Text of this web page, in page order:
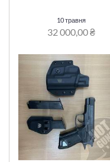
10 травня
32 000,00 ₴